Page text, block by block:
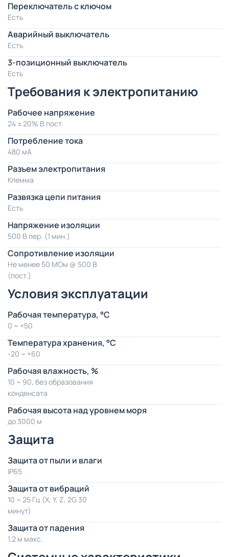
Переключатель с ключом
Есть
Аварийный выключатель
Есть
3-позиционный выключатель
Есть
Требования к электропитанию
Рабочее напряжение
24 ± 20% В пост.
Потребление тока
480 мА
Разъем электропитания
Клемма
Развязка цепи питания
Есть
Напряжение изоляции
500 В пер. (1 мин.)
Сопротивление изоляции
Не менее 50 МОм @ 500 В
(пост.)
Условия эксплуатации
Рабочая температура, °C
0 ~ +50
Температура хранения, °C
-20 ~ +60
Рабочая влажность, %
10 ~ 90, без образования
конденсата
Рабочая высота над уровнем моря
до 3000 м
Защита
Защита от пыли и влаги
IP65
Защита от вибраций
10 ~ 25 Гц (X, Y, Z, 2G 30
минут)
Защита от падения
1.2 м макс.